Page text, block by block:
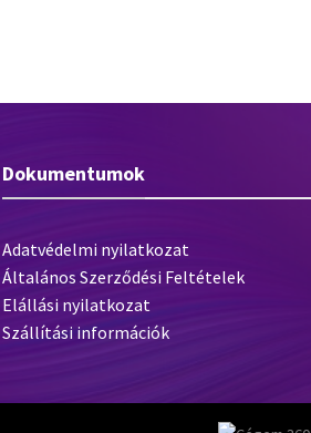
Dokumentumok
Adatvédelmi nyilatkozat
Általános Szerződési Feltételek
Elállási nyilatkozat
Szállítási információk